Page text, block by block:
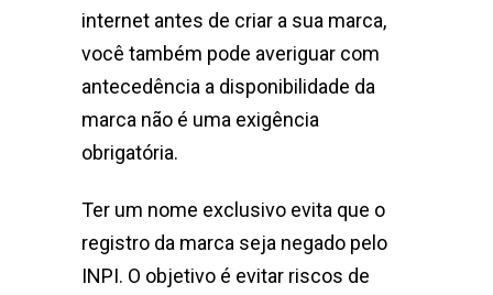
internet antes de criar a sua marca,
você também pode averiguar com
antecedência a disponibilidade da
marca não é uma exigência
obrigatória.
Ter um nome exclusivo evita que o
registro da marca seja negado pelo
INPI. O objetivo é evitar riscos de